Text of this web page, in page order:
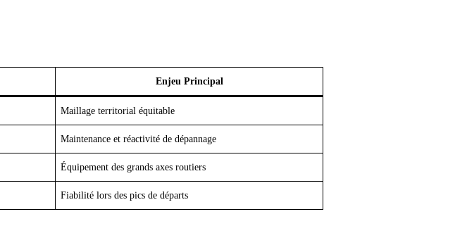
Enjeu Principal
Maillage territorial équitable
Maintenance et réactivité de dépannage
Équipement des grands axes routiers
Fiabilité lors des pics de départs